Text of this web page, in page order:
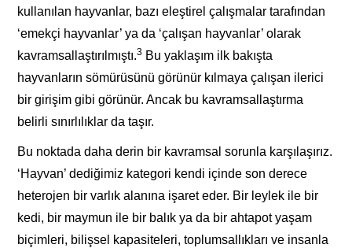
kullanılan hayvanlar, bazı eleştirel çalışmalar tarafından
‘emekçi hayvanlar’ ya da ‘çalışan hayvanlar’ olarak
kavramsallaştırılmıştı.3 Bu yaklaşım ilk bakışta
hayvanların sömürüsünü görünür kılmaya çalışan ilerici
bir girişim gibi görünür. Ancak bu kavramsallaştırma
belirli sınırlılıklar da taşır.
Bu noktada daha derin bir kavramsal sorunla karşılaşırız.
‘Hayvan’ dediğimiz kategori kendi içinde son derece
heterojen bir varlık alanına işaret eder. Bir leylek ile bir
kedi, bir maymun ile bir balık ya da bir ahtapot yaşam
biçimleri, bilişsel kapasiteleri, toplumsallıkları ve insanla